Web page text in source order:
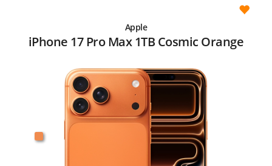
Apple
iPhone 17 Pro Max 1TB Cosmic Orange